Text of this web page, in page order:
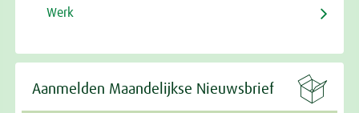
Werk

Aanmelden Maandelijkse Nieuwsbrief